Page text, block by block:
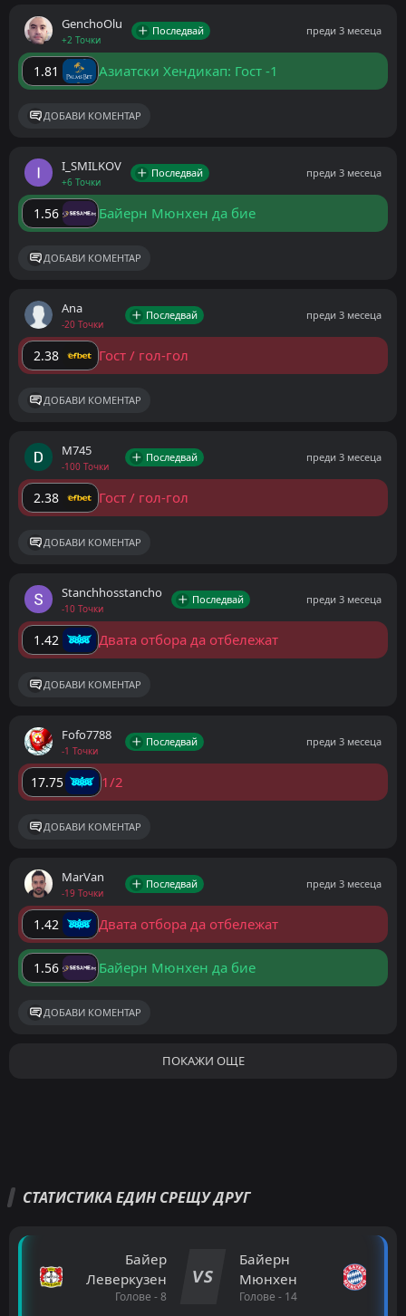
GenchoOlu
+2 Точки
Последвай преди 3 месеца
1.81 Азиатски Хендикап: Гост -1
ДОБАВИ КОМЕНТАР
I_SMILKOV
+6 Точки
Последвай преди 3 месеца
1.56 Байерн Мюнхен да бие
ДОБАВИ КОМЕНТАР
Ana
-20 Точки
Последвай преди 3 месеца
2.38 Гост / гол-гол
ДОБАВИ КОМЕНТАР
M745
-100 Точки
Последвай преди 3 месеца
2.38 Гост / гол-гол
ДОБАВИ КОМЕНТАР
Stanchhosstancho
-10 Точки
Последвай преди 3 месеца
1.42 Двата отбора да отбележат
ДОБАВИ КОМЕНТАР
Fofo7788
-1 Точки
Последвай преди 3 месеца
17.75 1/2
ДОБАВИ КОМЕНТАР
MarVan
-19 Точки
Последвай преди 3 месеца
1.42 Двата отбора да отбележат
1.56 Байерн Мюнхен да бие
ДОБАВИ КОМЕНТАР
ПОКАЖИ ОЩЕ
СТАТИСТИКА ЕДИН СРЕЩУ ДРУГ
Байер
Леверкузен
Голове - 8
VS
Байерн
Мюнхен
Голове - 14